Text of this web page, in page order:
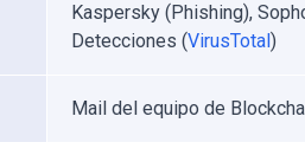
Kaspersky (Phishing),
Detecciones (VirusTotal)
Mail del equipo de